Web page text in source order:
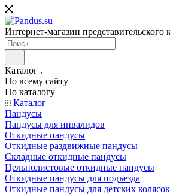
Интернет-магазин представительского
Каталог
По всему сайту
По каталогу
Каталог
Пандусы
Пандусы для инвалидов
Откидные пандусы
Откидные раздвижные пандусы
Складные откидные пандусы
Цельнолистовые откидные пандусы
Откидные пандусы для подъезда
Откидные пандусы для детских колясок